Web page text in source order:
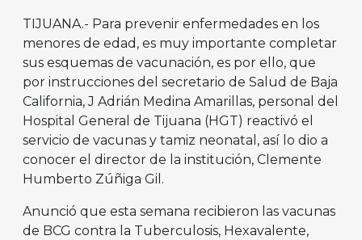
TIJUANA.- Para prevenir enfermedades en los
menores de edad, es muy importante completar
sus esquemas de vacunación, es por ello, que
por instrucciones del secretario de Salud de Baja
California, J Adrián Medina Amarillas, personal del
Hospital General de Tijuana (HGT) reactivó el
servicio de vacunas y tamiz neonatal, así lo dio a
conocer el director de la institución, Clemente
Humberto Zúñiga Gil.
Anunció que esta semana recibieron las vacunas
de BCG contra la Tuberculosis, Hexavalente,